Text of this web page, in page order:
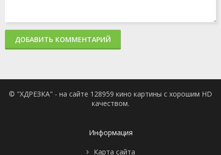
ДОБАВИТЬ КОММЕНТАРИЙ
© "ХДРЕЗКА" - на сайте 128959 кино картины с хорошим HD
качеством.
Информация
Карта сайта